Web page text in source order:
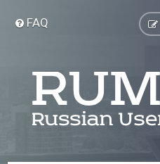
FAQ